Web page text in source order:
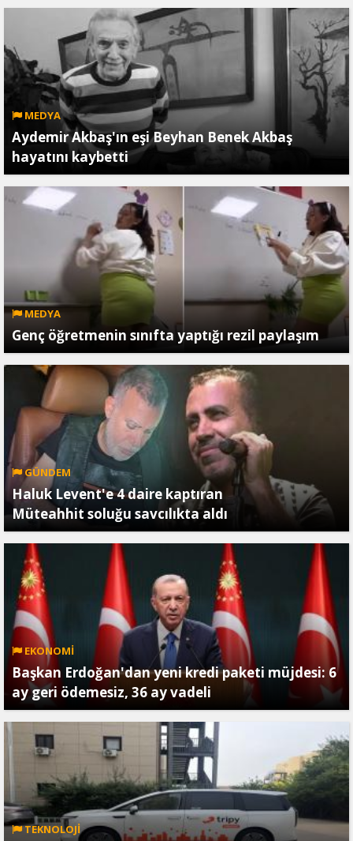
MEDYA
Aydemir Akbaş'ın eşi Beyhan Benek Akbaş
hayatını kaybetti
MEDYA
Genç öğretmenin sınıfta yaptığı rezil paylaşım
GÜNDEM
Haluk Levent'e 4 daire kaptıran
Müteahhit soluğu savcılıkta aldı
EKONOMİ
Başkan Erdoğan'dan yeni kredi paketi müjdesi: 6
ay geri ödemesiz, 36 ay vadeli
TEKNOLOJİ